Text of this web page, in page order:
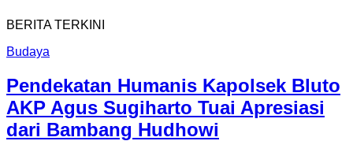
BERITA TERKINI
Budaya
Pendekatan Humanis Kapolsek Bluto
AKP Agus Sugiharto Tuai Apresiasi
dari Bambang Hudhowi